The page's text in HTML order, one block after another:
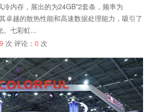
冷内存，展出的为24GB*2套条，频率为
卓越的散热性能和高速数据处理能力，吸引了
。七彩虹...
次 评论：0 次